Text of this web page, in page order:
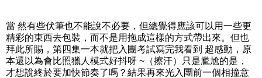
當 然有些伏筆也不能說不必要，但總覺得應該可以用一些更
精彩的東西去包裝，而不是用拖成這樣的方式帶出來。但也
拜此所賜，第四集一本就把入團考試寫完我看到 超感動，原
本還以為會比照獵人模式好抖呀 ~（擦汗）只是尷尬的是，
才想說終於要加快節奏了嗎？結果再來光入團前一個相撞意